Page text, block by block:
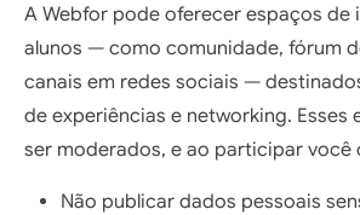
A Webfor pode oferecer espaços de
alunos — como comunidade, fórum
canais em redes sociais —
de experiências e networking. Esses
ser moderados, e ao participar você
Não publicar dados pessoais